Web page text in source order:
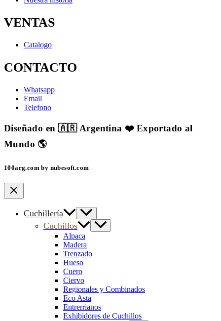
VENTAS
Catalogo
CONTACTO
Whatsapp
Email
Telefono
Diseñado en 🇦🇷 Argentina ❤️ Exportado al
Mundo 🌎
100arg.com by nubesoft.com
Cuchillería
Cuchillos
Alpaca
Madera
Trenzado
Hueso
Cuero
Ciervo
Regionales y Combinados
Eco Asta
Entrerrianos
Exhibidores de Cuchillos